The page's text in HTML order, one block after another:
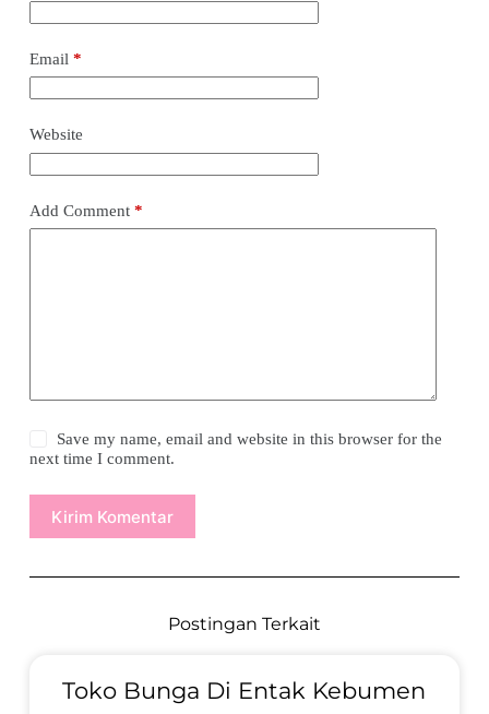
Email *
Website
Add Comment*
Save my name, email and website in this browser for the
next time I comment.
Kirim Komentar
Postingan Terkait
Toko Bunga Di Entak Kebumen